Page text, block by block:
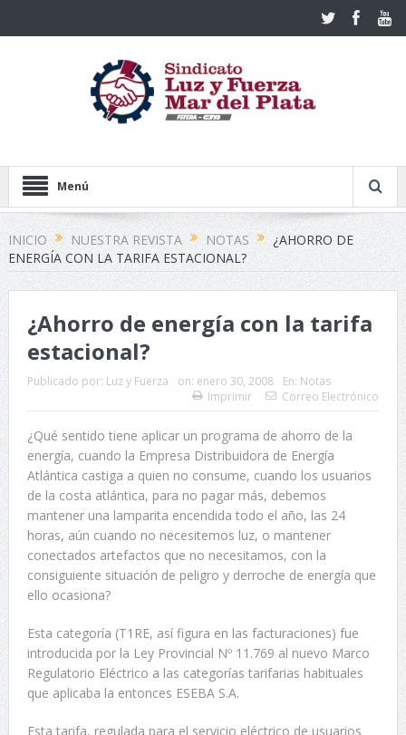
Menú
INICIO NUESTRA REVISTA NOTAS
¿AHORRO DE
ENERGÍA CON LA TARIFA ESTACIONAL?
¿Ahorro de energía con la tarifa
estacional?
Publicado por: Luz y Fuerza on: enero 30, 2008 En: Notas
Imprimir
Correo Electrónico
¿Qué sentido tiene aplicar un programa de ahorro de la
energía, cuando la Empresa Distribuidora de Energía
Atlántica castiga a quien no consume, cuando los usuarios
de la costa atlántica, para no pagar más, debemos
mantener una lamparita encendida todo el año, las 24
horas, aún cuando no necesitemos luz, o mantener
conectados artefactos que no necesitamos, con la
consiguiente situación de peligro y derroche de energía que
ello ocasiona?
Esta categoría (T1RE, así figura en las facturaciones) fue
introducida por la Ley Provincial Nº 11.769 al nuevo Marco
Regulatorio Eléctrico a las categorías tarifarias habituales
que aplicaba la entonces ESEBA S.A.
Esta tarifa, regulada para el servicio eléctrico de usuarios